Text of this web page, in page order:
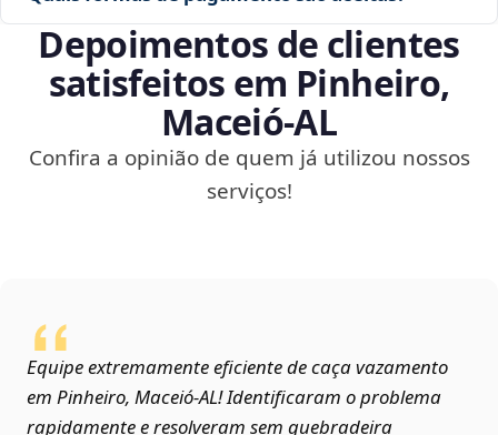
Depoimentos de clientes
satisfeitos em Pinheiro,
Maceió‑AL
Confira a opinião de quem já utilizou nossos
serviços!
Equipe extremamente eficiente de caça vazamento
em Pinheiro, Maceió‑AL! Identificaram o problema
rapidamente e resolveram sem quebradeira